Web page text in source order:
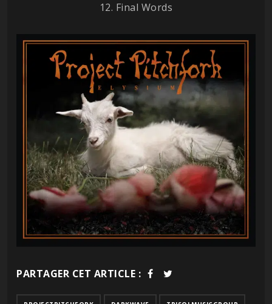
12. Final Words
PARTAGER CET ARTICLE :